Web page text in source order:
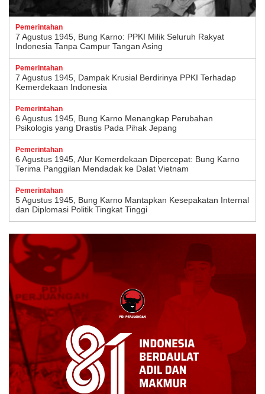
Pemerintahan
7 Agustus 1945, Bung Karno: PPKI Milik Seluruh Rakyat
Indonesia Tanpa Campur Tangan Asing
Pemerintahan
7 Agustus 1945, Dampak Krusial Berdirinya PPKI Terhadap
Kemerdekaan Indonesia
Pemerintahan
6 Agustus 1945, Bung Karno Menangkap Perubahan
Psikologis yang Drastis Pada Pihak Jepang
Pemerintahan
6 Agustus 1945, Alur Kemerdekaan Dipercepat: Bung Karno
Terima Panggilan Mendadak ke Dalat Vietnam
Pemerintahan
5 Agustus 1945, Bung Karno Mantapkan Kesepakatan Internal
dan Diplomasi Politik Tingkat Tinggi